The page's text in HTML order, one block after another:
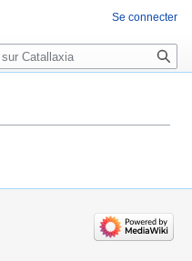
Se connecter